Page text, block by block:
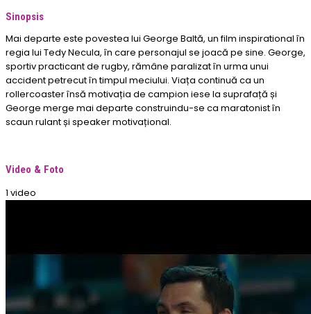
Sinopsis
Mai departe este povestea lui George Baltă, un film inspirational în
regia lui Tedy Necula, în care personajul se joacă pe sine. George,
sportiv practicant de rugby, rămâne paralizat în urma unui
accident petrecut în timpul meciului. Viața continuă ca un
rollercoaster însă motivația de campion iese la suprafață și
George merge mai departe construindu-se ca maratonist în
scaun rulant și speaker motivațional.
Video & Foto
1 video